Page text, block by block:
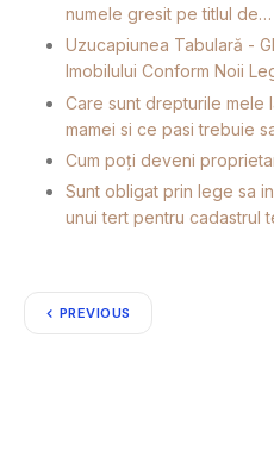
numele gresit pe titlul de…
Uzucapiunea Tabulară -
Imobilului Conform Noii
Care sunt drepturile mele
mamei si ce pasi trebuie
Cum poți deveni
Sunt obligat prin lege sa
unui tert pentru cadastrul
PREVIOUS